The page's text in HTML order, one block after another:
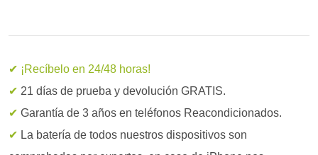
✔ ¡Recíbelo en 24/48 horas!
✔ 21 días de prueba y devolución GRATIS.
✔ Garantía de 3 años en teléfonos Reacondicionados.
✔ La batería de todos nuestros dispositivos son